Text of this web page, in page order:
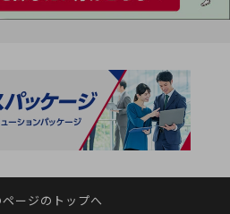
ページのトップへ